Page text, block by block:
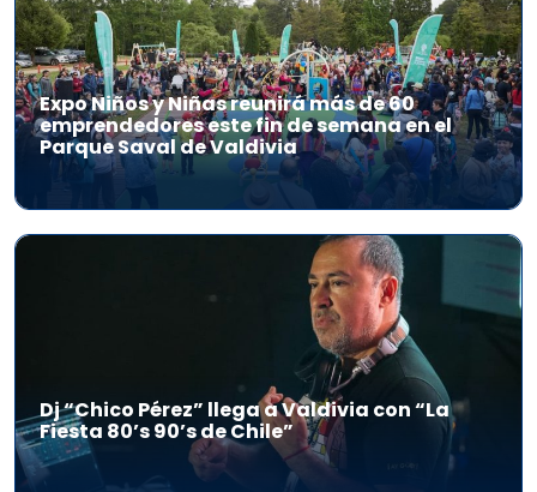
Expo Niños y Niñas reunirá más de 60
emprendedores este fin de semana en el
Parque Saval de Valdivia
Dj “Chico Pérez” llega a Valdivia con “La
Fiesta 80’s 90’s de Chile”